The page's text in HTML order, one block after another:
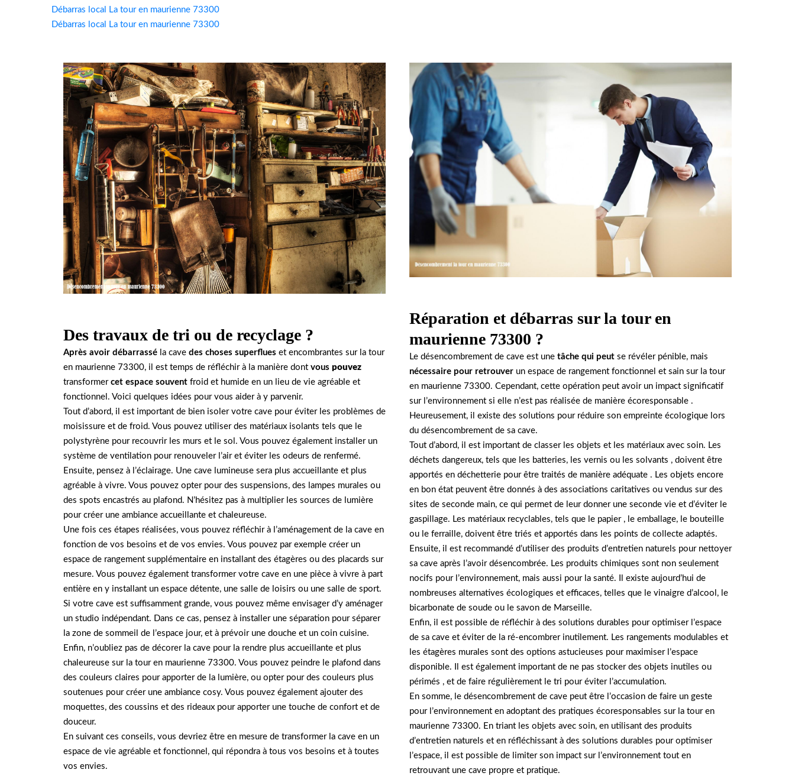
Débarras local La tour en maurienne 73300
Débarras local La tour en maurienne 73300
Des travaux de tri ou de recyclage ?
Après avoir débarrassé la cave des choses superflues et encombrantes sur la tour
en maurienne 73300, il est temps de réfléchir à la manière dont vous pouvez
transformer cet espace souvent froid et humide en un lieu de vie agréable et
fonctionnel. Voici quelques idées pour vous aider à y parvenir.
Tout d’abord, il est important de bien isoler votre cave pour éviter les problèmes de
moisissure et de froid. Vous pouvez utiliser des matériaux isolants tels que le
polystyrène pour recouvrir les murs et le sol. Vous pouvez également installer un
système de ventilation pour renouveler l’air et éviter les odeurs de renfermé.
Ensuite, pensez à l’éclairage. Une cave lumineuse sera plus accueillante et plus
agréable à vivre. Vous pouvez opter pour des suspensions, des lampes murales ou
des spots encastrés au plafond. N’hésitez pas à multiplier les sources de lumière
pour créer une ambiance accueillante et chaleureuse.
Une fois ces étapes réalisées, vous pouvez réfléchir à l’aménagement de la cave en
fonction de vos besoins et de vos envies. Vous pouvez par exemple créer un
espace de rangement supplémentaire en installant des étagères ou des placards sur
mesure. Vous pouvez également transformer votre cave en une pièce à vivre à part
entière en y installant un espace détente, une salle de loisirs ou une salle de sport.
Si votre cave est suffisamment grande, vous pouvez même envisager d’y aménager
un studio indépendant. Dans ce cas, pensez à installer une séparation pour séparer
la zone de sommeil de l’espace jour, et à prévoir une douche et un coin cuisine.
Enfin, n’oubliez pas de décorer la cave pour la rendre plus accueillante et plus
chaleureuse sur la tour en maurienne 73300. Vous pouvez peindre le plafond dans
des couleurs claires pour apporter de la lumière, ou opter pour des couleurs plus
soutenues pour créer une ambiance cosy. Vous pouvez également ajouter des
moquettes, des coussins et des rideaux pour apporter une touche de confort et de
douceur.
En suivant ces conseils, vous devriez être en mesure de transformer la cave en un
espace de vie agréable et fonctionnel, qui répondra à tous vos besoins et à toutes
vos envies.
Réparation et débarras sur la tour en
maurienne 73300 ?
Le désencombrement de cave est une tâche qui peut se révéler pénible, mais
nécessaire pour retrouver un espace de rangement fonctionnel et sain sur la tour
en maurienne 73300. Cependant, cette opération peut avoir un impact significatif
sur l’environnement si elle n’est pas réalisée de manière écoresponsable .
Heureusement, il existe des solutions pour réduire son empreinte écologique lors
du désencombrement de sa cave.
Tout d’abord, il est important de classer les objets et les matériaux avec soin. Les
déchets dangereux, tels que les batteries, les vernis ou les solvants , doivent être
apportés en déchetterie pour être traités de manière adéquate . Les objets encore
en bon état peuvent être donnés à des associations caritatives ou vendus sur des
sites de seconde main, ce qui permet de leur donner une seconde vie et d’éviter le
gaspillage. Les matériaux recyclables, tels que le papier , le emballage, le bouteille
ou le ferraille, doivent être triés et apportés dans les points de collecte adaptés.
Ensuite, il est recommandé d’utiliser des produits d’entretien naturels pour nettoyer
sa cave après l’avoir désencombrée. Les produits chimiques sont non seulement
nocifs pour l’environnement, mais aussi pour la santé. Il existe aujourd’hui de
nombreuses alternatives écologiques et efficaces, telles que le vinaigre d’alcool, le
bicarbonate de soude ou le savon de Marseille.
Enfin, il est possible de réfléchir à des solutions durables pour optimiser l’espace
de sa cave et éviter de la ré-encombrer inutilement. Les rangements modulables et
les étagères murales sont des options astucieuses pour maximiser l’espace
disponible. Il est également important de ne pas stocker des objets inutiles ou
périmés , et de faire régulièrement le tri pour éviter l’accumulation.
En somme, le désencombrement de cave peut être l’occasion de faire un geste
pour l’environnement en adoptant des pratiques écoresponsables sur la tour en
maurienne 73300. En triant les objets avec soin, en utilisant des produits
d’entretien naturels et en réfléchissant à des solutions durables pour optimiser
l’espace, il est possible de limiter son impact sur l’environnement tout en
retrouvant une cave propre et pratique.